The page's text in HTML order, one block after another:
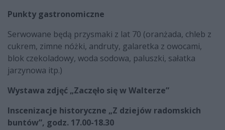
Punkty gastronomiczne
Serwowane będą przysmaki z lat 70 (oranżada, chleb z
cukrem, zimne nóżki, andruty, galaretka z owocami,
blok czekoladowy, woda sodowa, paluszki, sałatka
jarzynowa itp.)
Wystawa zdjęć „Zaczęło się w Walterze”
Inscenizacje historyczne „Z dziejów radomskich
buntów”, godz. 17.00-18.30